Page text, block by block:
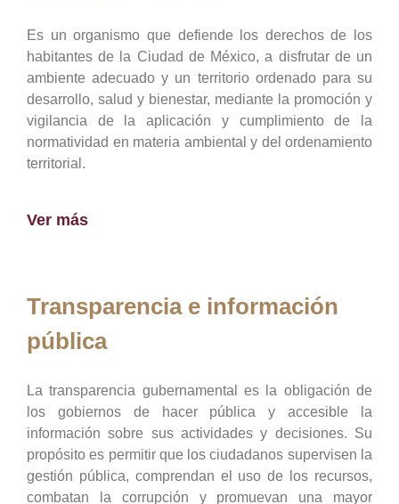
Es un organismo que defiende los derechos de los
habitantes de la Ciudad de México, a disfrutar de un
ambiente adecuado y un territorio ordenado para su
desarrollo, salud y bienestar, mediante la promoción y
vigilancia de la aplicación y cumplimiento de la
normatividad en materia ambiental y del ordenamiento
territorial.
Ver más
Transparencia e información
pública
La transparencia gubernamental es la obligación de
los gobiernos de hacer pública y accesible la
información sobre sus actividades y decisiones. Su
propósito es permitir que los ciudadanos supervisen la
gestión pública, comprendan el uso de los recursos,
combatan la corrupción y promuevan una mayor